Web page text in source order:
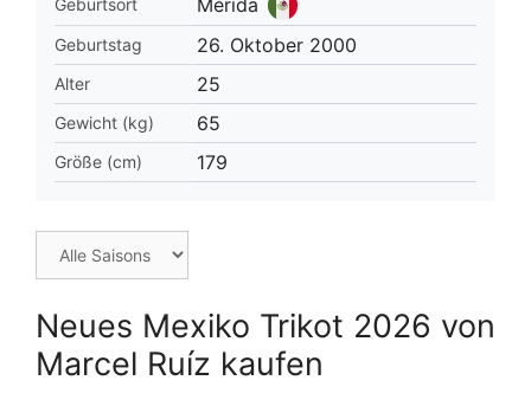
Geburtsort
Mérida
Geburtstag 26. Oktober 2000
Alter 25
Gewicht (kg) 65
Größe (cm) 179
Neues Mexiko Trikot 2026 von
Marcel Ruíz kaufen